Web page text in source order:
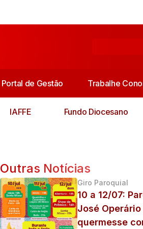
Portal de Gestão Trabalhe
IAFFE Fundo Diocesano
Outras Notícias
Giro Paroquial
10 a 12/07:
José
quermesse